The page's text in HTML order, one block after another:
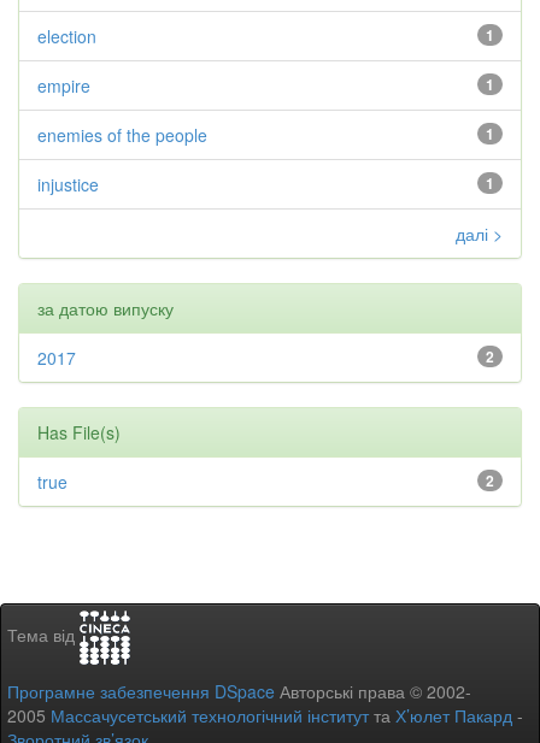
1
election
1
empire
1
enemies of the people
1
injustice
далі >
за датою випуску
2
2017
Has File(s)
2
true
Тема від
Програмне забезпечення DSpace Авторські права © 2002-
2005 Массачусетський технологічний інститутта Х’юлет Пакард -